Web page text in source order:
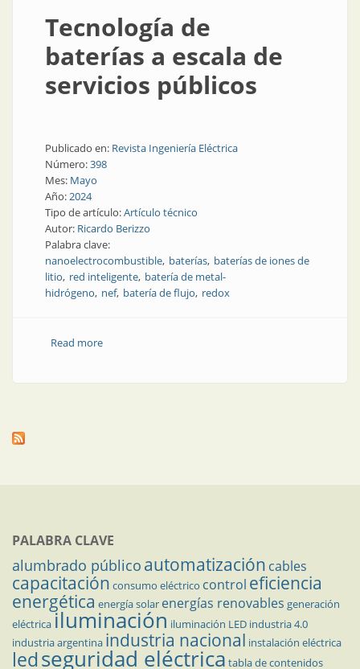
Tecnología de
baterías a escala de
servicios públicos
Publicado en: Revista Ingeniería Eléctrica
Número:398
Mes: Mayo
Año:2024
Tipo de artículo:Artículo técnico
Autor: Ricardo Berizzo
Palabra clave:
nanoelectrocombustible baterías baterías de iones de
litio red inteligente batería de metal-
hidrógeno nef batería de flujo redox
Read moreabout Tecnología de baterías a escala de servicios
PALABRA CLAVE
alumbrado público automatización cables
capacitación consumo eléctrico control eficiencia
energética energía solar energías renovables generación
eléctricailuminación iluminación LED industria 4.0
industria argentina industria nacional instalación eléctrica
ledseguridad eléctrica tabla de contenidos